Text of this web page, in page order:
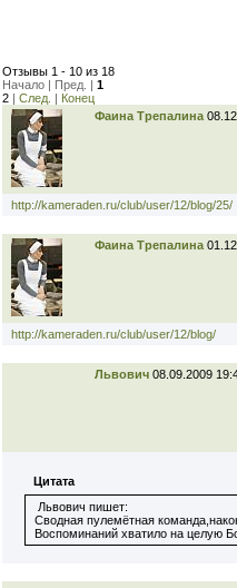
Отзывы 1 - 10 из 18
Начало | Пред. | 1
2 | След. | Конец
Фаина Трепалина
http://kameraden.ru/club/user/12/blog/25/
Фаина Трепалина
http://kameraden.ru/club/user/12/blog/
Львович 08.09.2009
Цитата
Львович пишет:
Сводная пулемётная
Воспоминаний хватило на целую